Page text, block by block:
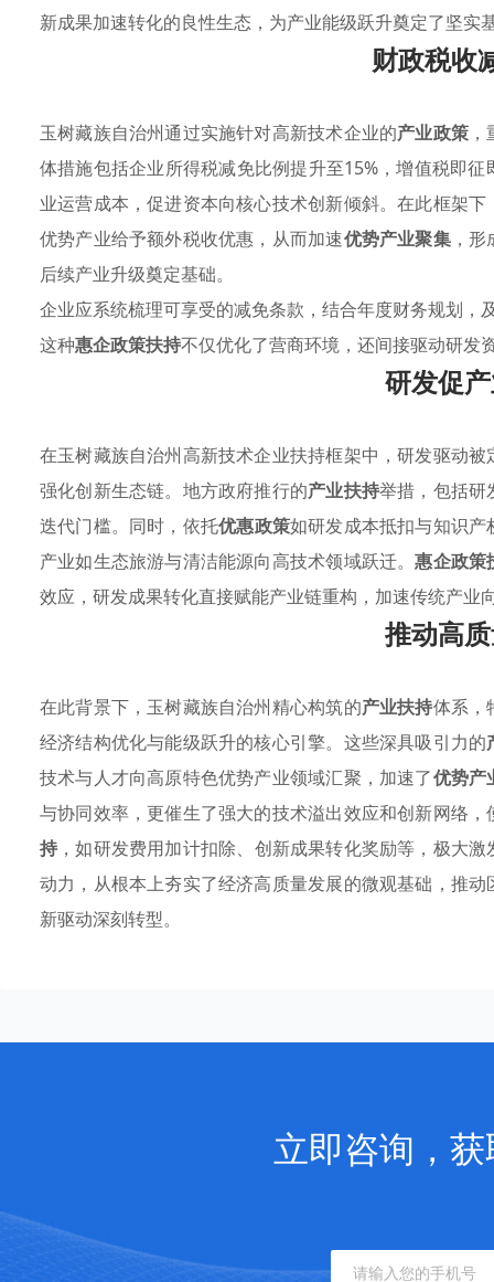
新成果加速转化的良性生态，为产业能级跃升奠定了坚实
财政税收
玉树藏族自治州通过实施针对高新技术企业的产业政策
体措施包括企业所得税减免比例提升至15%，增值税即
业运营成本，促进资本向核心技术创新倾斜。在此框架下
优势产业给予额外税收优惠，从而加速优势产业聚集，形
后续产业升级奠定基础。
企业应系统梳理可享受的减免条款，结合年度财务规划，
这种惠企政策扶持不仅优化了营商环境，还间接驱动研发
研发促
在玉树藏族自治州高新技术企业扶持框架中，研发驱动
强化创新生态链。地方政府推行的产业扶持举措，包括研
迭代门槛。同时，依托优惠政策如研发成本抵扣与知识
产业如生态旅游与清洁能源向高技术领域跃迁。惠企政策
效应，研发成果转化直接赋能产业链重构，加速传统产
推动高
在此背景下，玉树藏族自治州精心构筑的产业扶持体系，
经济结构优化与能级跃升的核心引擎。这些深具吸引力的
技术与人才向高原特色优势产业领域汇聚，加速了优势产
与协同效率，更催生了强大的技术溢出效应和创新网络
持 ，如研发费用加计扣除、创新成果转化奖励等，极大
动力，从根本上夯实了经济高质量发展的微观基础，推
新驱动深刻转型。
立即咨询，